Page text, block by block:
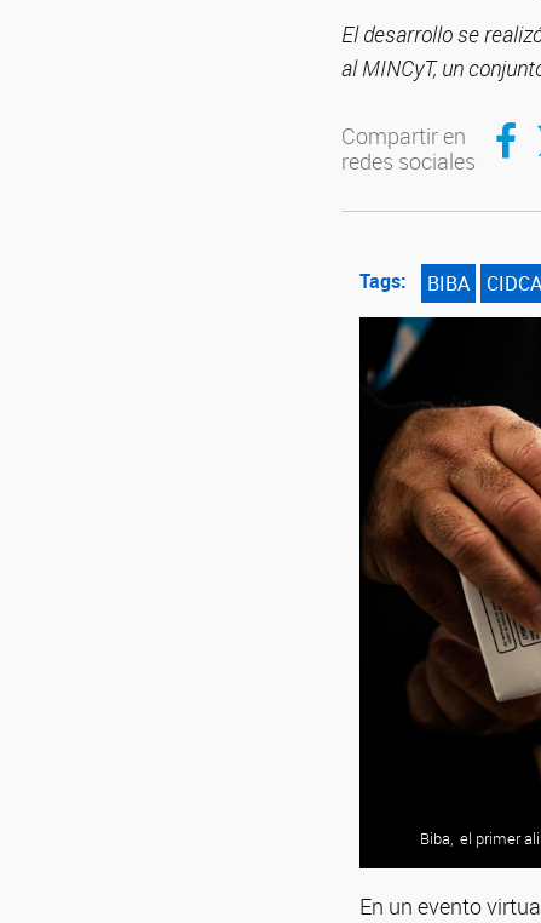
El desarrollo se
al MINCyT, un
Compartir en
redes sociales
Tags: BIBA CIDCA
Biba, el primer
En un evento